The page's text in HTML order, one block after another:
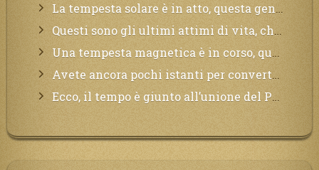
La tempesta solare è in atto, questa generazione soffrirà molto, la Terra arderà, l’acqua sarà contaminata, il cibo non sarà più nelle vostre mense.
Questi sono gli ultimi attimi di vita, chi si vuole salvare Mi chiami in suo aiuto.
Una tempesta magnetica è in corso, questa generazione patirà. Il black out non tarderà ad arrivare e tutta la Terra sarà oscurata.
Avete ancora pochi istanti per convertirvi, non perdete tempo, la sciagura arriverà all’improvviso e per chi non si sarà preparato saranno dolori.
Ecco, il tempo è giunto all’unione del Padre con il figlio, non avete che da attendere pochissimo.